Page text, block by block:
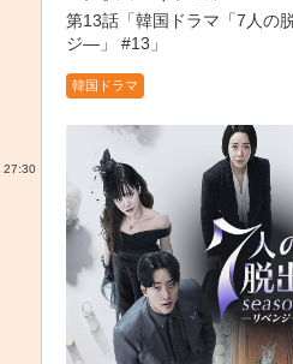
27:30
第13話「韓国ドラマ「7人の
ジ―」 #13」
韓国ドラマ